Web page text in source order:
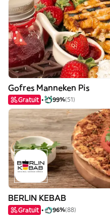
Gofres Manneken Pis
Gratuit 99%(51)
BERLIN KEBAB
Gratuit 96%(88)